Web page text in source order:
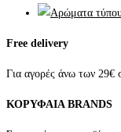
Free delivery
Για αγορές άνω των 29€
ΚΟΡΥΦΑΙΑ BRANDS